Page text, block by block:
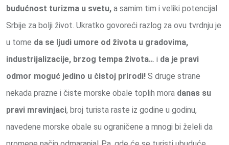
budućnost turizma u svetu, a samim tim i veliki potencijal
Srbije za bolji život. Ukratko govoreći razlog za ovu tvrdnju je
u tome da se ljudi umore od života u gradovima,
industrijalizacije, brzog tempa života... i da je pravi
odmor moguć jedino u čistoj prirodi! S druge strane
nekada prazne i čiste morske obale toplih mora danas su
pravi mravinjaci, broj turista raste iz godine u godinu,
navedene morske obale su ograničene a mnogi bi želeli da